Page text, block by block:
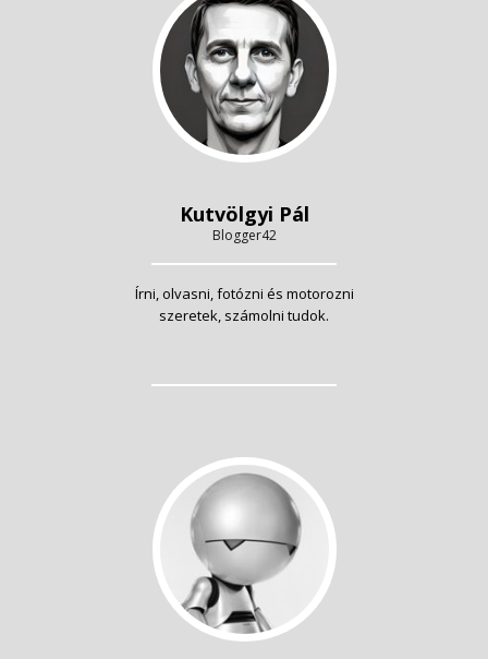
Kutvölgyi Pál
Blogger42
Írni, olvasni, fotózni és motorozni
szeretek, számolni tudok.